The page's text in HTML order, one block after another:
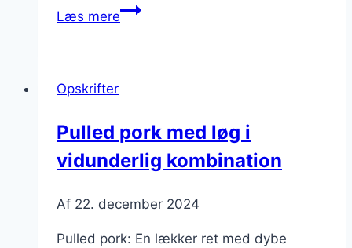
Læs merePulled
middag
Opskrifter
Pulled pork med løg i
vidunderlig kombination
Af 22. december 2024
Pulled pork: En lækker ret med dybe